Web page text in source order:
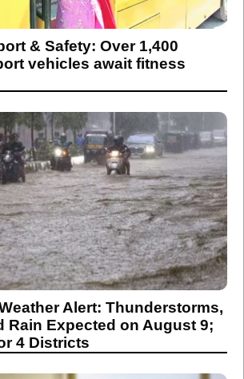
& Safety: Over 1,400
vehicles await fitness
Alert: Thunderstorms,
Rain Expected on August 9;
4 Districts